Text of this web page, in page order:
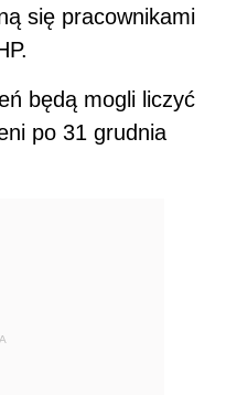
się pracownikami
będą mogli liczyć
po 31 grudnia